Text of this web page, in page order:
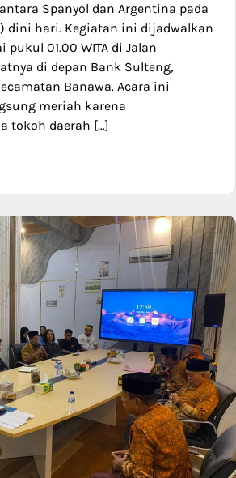
Spanyol dan Argentina pada
dini hari. Kegiatan ini dijadwalkan
01.00 WITA di Jalan
di depan Bank Sulteng,
Banawa. Acara ini
meriah karena
tokoh daerah […]